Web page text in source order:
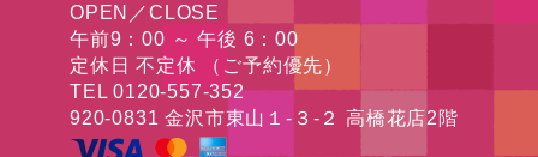
OPEN／CLOSE
午前9：00 ～ 午後 6：00
定休日 不定休 （ご予約優先）
TEL 0120-557-352
920-0831 金沢市東山１-３-２ 高橋花店2階